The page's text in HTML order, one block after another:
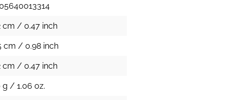
cm / 0.47 inch
cm / 0.98 inch
cm / 0.47 inch
g / 1.06 oz.